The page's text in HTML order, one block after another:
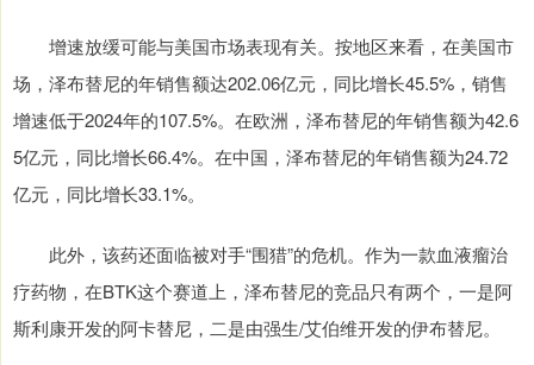
增速放缓可能与美国市场表现有关。按地区来看，在美国市
场，泽布替尼的年销售额达202.06亿元，同比增长45.5%，销售
增速低于2024年的107.5%。在欧洲，泽布替尼的年销售额为42.6
5亿元，同比增长66.4%。在中国，泽布替尼的年销售额为24.72
亿元，同比增长33.1%。
此外，该药还面临被对手“围猎”的危机。作为一款血液瘤治
疗药物，在BTK这个赛道上，泽布替尼的竞品只有两个，一是阿
斯利康开发的阿卡替尼，二是由强生/艾伯维开发的伊布替尼。